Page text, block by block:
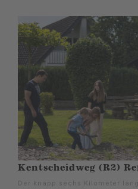
Kentscheidweg (R2)
Der knapp sechs Kilometer